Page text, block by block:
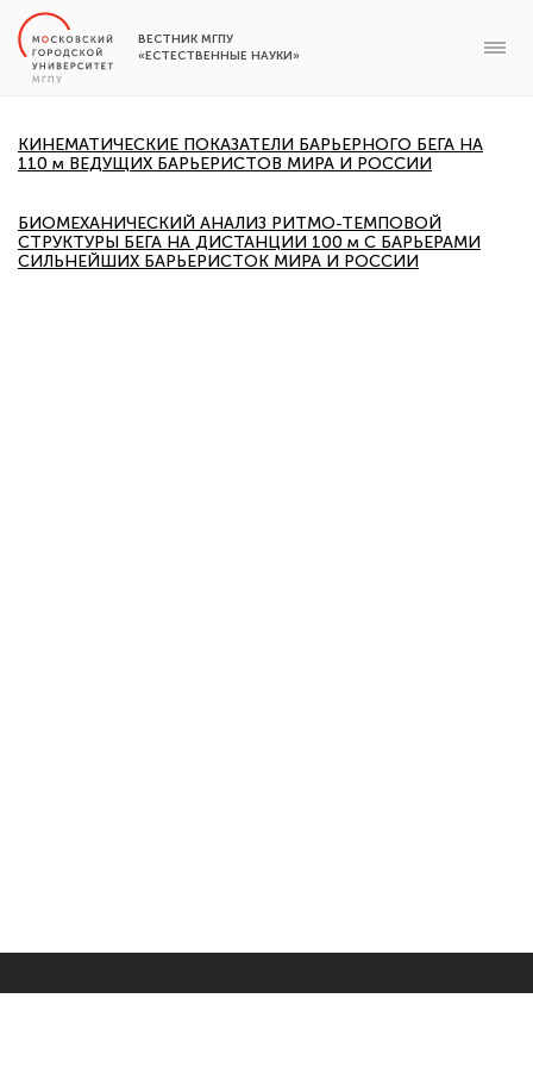
ВЕСТНИК МГПУ
«ЕСТЕСТВЕННЫЕ НАУКИ»
КИНЕМАТИЧЕСКИЕ ПОКАЗАТЕЛИ БАРЬЕРНОГО БЕГА НА
110 м ВЕДУЩИХ БАРЬЕРИСТОВ МИРА И РОССИИ
БИОМЕХАНИЧЕСКИЙ АНАЛИЗ РИТМО-ТЕМПОВОЙ
СТРУКТУРЫ БЕГА НА ДИСТАНЦИИ 100 м С БАРЬЕРАМИ
СИЛЬНЕЙШИХ БАРЬЕРИСТОК МИРА И РОССИИ